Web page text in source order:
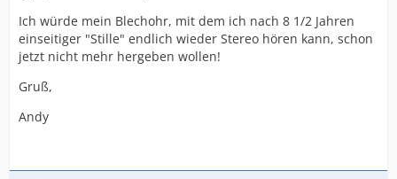
Ich würde mein Blechohr, mit dem ich nach 8 1/2 Jahren
einseitiger "Stille" endlich wieder Stereo hören kann, schon
jetzt nicht mehr hergeben wollen!
Gruß,
Andy